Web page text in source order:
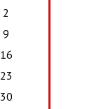
2
9
16
23
30